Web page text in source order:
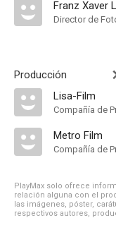
Director de
Producción
Lisa-Film
Metro Film
PlayMax solo ofrece
relación alguna con el
las imágenes, póster,
respectivos autores,